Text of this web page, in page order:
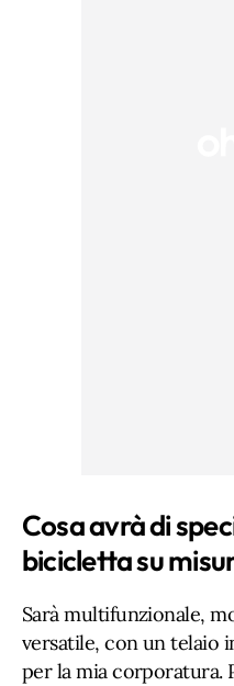
Cosa avrà di
bicicletta su
Sarà multifunzionale,
versatile, con un telaio
per la mia corporatura.